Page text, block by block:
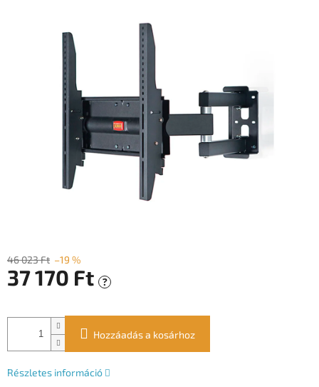
46 023 Ft –19 %
37 170 Ft ?
Hozzáadás a kosárhoz
Részletes információ